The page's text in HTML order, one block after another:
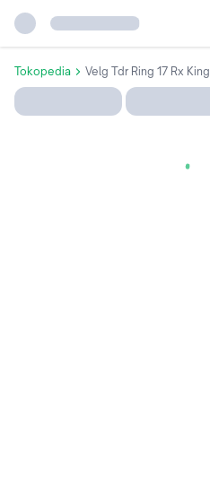
Tokopedia Velg Tdr Ring 17 Rx King